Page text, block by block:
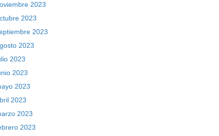
2023
2023
2023
2023
2023
2023
2023
2023
2023
2023